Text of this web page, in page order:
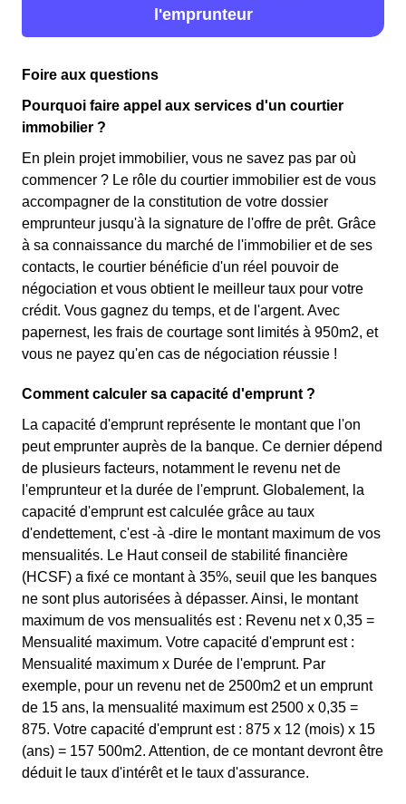
l'emprunteur
Foire aux questions
Pourquoi faire appel aux services d'un courtier
immobilier ?
En plein projet immobilier, vous ne savez pas par où
commencer ? Le rôle du courtier immobilier est de vous
accompagner de la constitution de votre dossier
emprunteur jusqu'à la signature de l'offre de prêt. Grâce
à sa connaissance du marché de l'immobilier et de ses
contacts, le courtier bénéficie d'un réel pouvoir de
négociation et vous obtient le meilleur taux pour votre
crédit. Vous gagnez du temps, et de l'argent. Avec
papernest, les frais de courtage sont limités à 950m2, et
vous ne payez qu'en cas de négociation réussie !
Comment calculer sa capacité d'emprunt ?
La capacité d'emprunt représente le montant que l'on
peut emprunter auprès de la banque. Ce dernier dépend
de plusieurs facteurs, notamment le revenu net de
l'emprunteur et la durée de l'emprunt. Globalement, la
capacité d'emprunt est calculée grâce au taux
d'endettement, c'est -à -dire le montant maximum de vos
mensualités. Le Haut conseil de stabilité financière
(HCSF) a fixé ce montant à 35%, seuil que les banques
ne sont plus autorisées à dépasser. Ainsi, le montant
maximum de vos mensualités est : Revenu net x 0,35 =
Mensualité maximum. Votre capacité d'emprunt est :
Mensualité maximum x Durée de l'emprunt. Par
exemple, pour un revenu net de 2500m2 et un emprunt
de 15 ans, la mensualité maximum est 2500 x 0,35 =
875. Votre capacité d'emprunt est : 875 x 12 (mois) x 15
(ans) = 157 500m2. Attention, de ce montant devront être
déduit le taux d'intérêt et le taux d'assurance.